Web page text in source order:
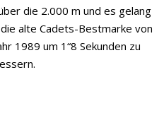
die 2.000 m und es gelang
alte Cadets-Bestmarke von
1989 um 1“8 Sekunden zu